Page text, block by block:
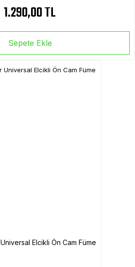
1.290,00 TL
Sepete Ekle
Elcikli Ön Cam Füme